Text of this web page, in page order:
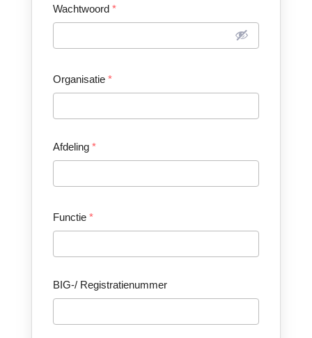
Wachtwoord *
Organisatie *
Afdeling *
Functie *
BIG-/ Registratienummer